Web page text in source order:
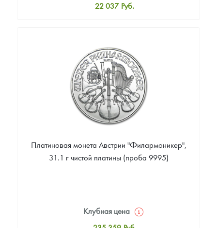
22 037 Руб.
Цена выкупа
18 739 Руб.
Платиновая монета Австрии "Филармоникер",
31.1 г чистой платины (проба 9995)
Клубная цена